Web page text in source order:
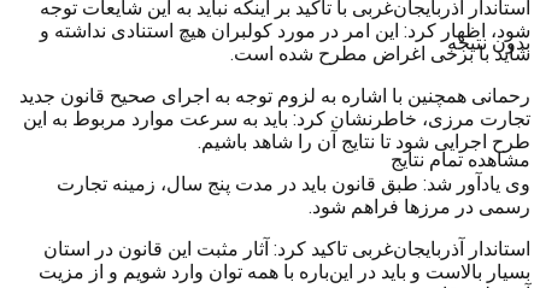
بدون نتیجه
مشاهده تمام نتایج
استاندار آذربایجان‌غربی با تاکید بر اینکه نباید به این شایعات توجه
شود، اظهار کرد: این امر در مورد کولبران هیچ استنادی نداشته و
شاید با برخی اغراض مطرح شده است.
رحمانی همچنین با اشاره به لزوم توجه به اجرای صحیح قانون جدید
تجارت مرزی، خاطرنشان کرد: باید به سرعت موارد مربوط به این
طرح اجرایی شود تا نتایج آن را شاهد باشیم.
وی یادآور شد: طبق قانون باید در مدت پنج سال، زمینه تجارت
رسمی در مرزها فراهم شود.
استاندار آذربایجان‌غربی تاکید کرد: آثار مثبت این قانون در استان
بسیار بالاست و باید در این‌باره با همه توان وارد شویم و از مزیت